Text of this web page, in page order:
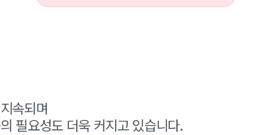
속되며
필요성도 더욱 커지고 있습니다.